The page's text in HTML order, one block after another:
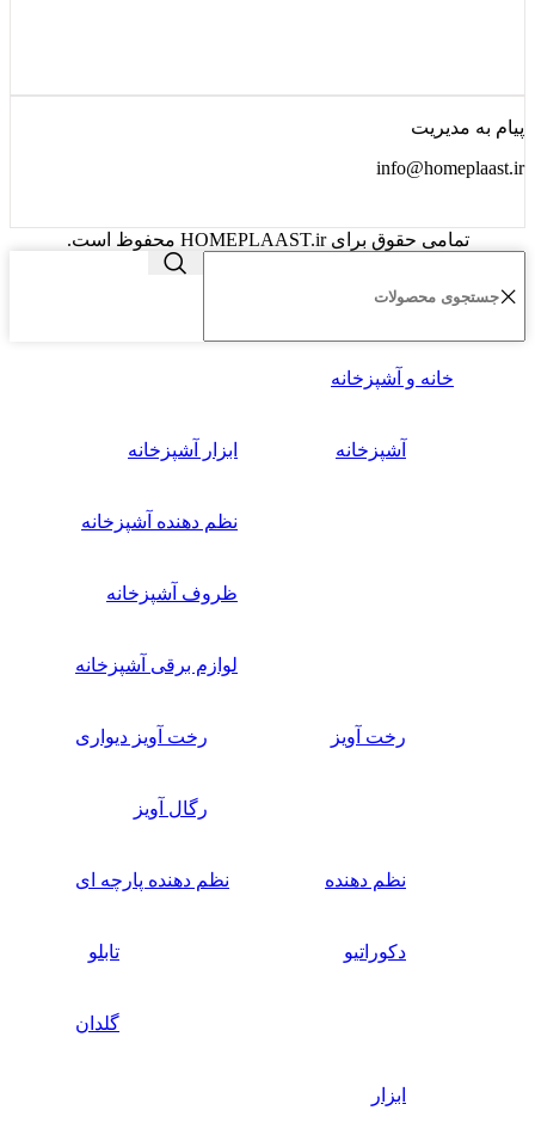
پیام به مدیریت
info@homeplaast.ir
تمامی حقوق برای HOMEPLAAST.ir محفوظ است.
خانه و آشپزخانه
آشپزخانه ابزار آشپزخانه
نظم دهنده آشپزخانه
ظروف آشپزخانه
لوازم برقی آشپزخانه
رخت آویز رخت آویز دیواری
رگال آویز
نظم دهنده نظم دهنده پارچه ای
دکوراتیو تابلو
گلدان
ابزار